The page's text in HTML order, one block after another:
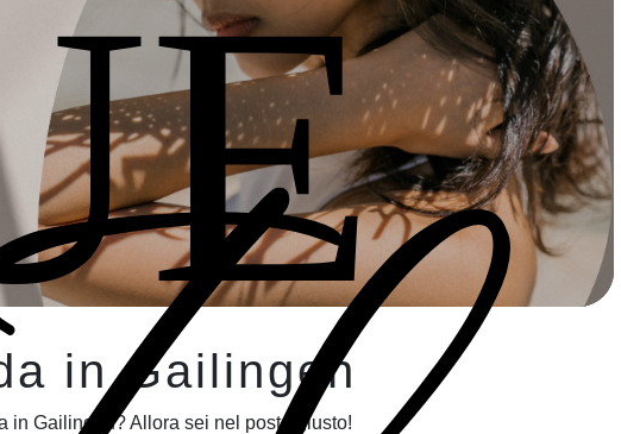
in Gailingen
in Gailingen? Allora sei nel posto giusto!